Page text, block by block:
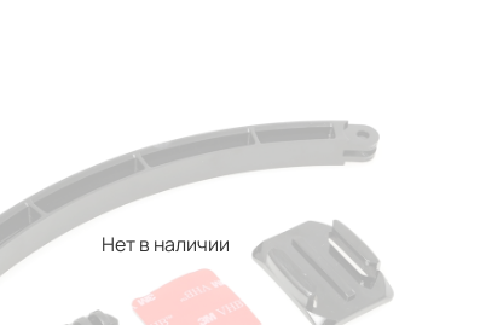
Нет в наличии